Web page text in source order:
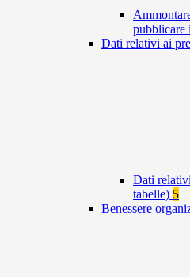
pubblicare
Dati relativi ai
Dati
tabelle) 5
Benessere